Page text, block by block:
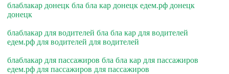
блаблакар донецк бла бла кар донецк едем.рф донецк
донецк
блаблакар для водителей бла бла кар для водителей
едем.рф для водителей для водителей
блаблакар для пассажиров бла бла кар для пассажиров
едем.рф для пассажиров для пассажиров